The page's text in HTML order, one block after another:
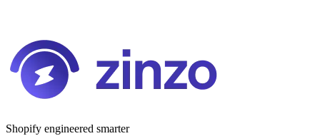
Shopify engineered smarter